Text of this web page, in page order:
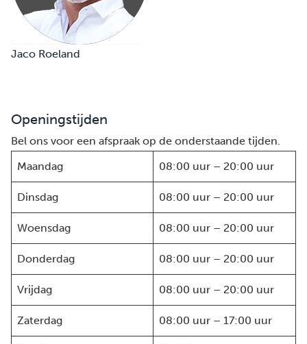
Jaco Roeland
Openingstijden
Bel ons voor een afspraak op de onderstaande tijden.
Maandag
08:00 uur – 20:00 uur
Dinsdag 08:00 uur – 20:00 uur
Woensdag 08:00 uur – 20:00 uur
Donderdag 08:00 uur – 20:00 uur
Vrijdag 08:00 uur – 20:00 uur
Zaterdag 08:00 uur – 17:00 uur